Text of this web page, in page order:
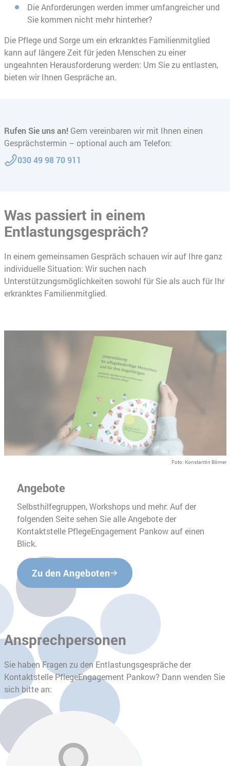
Die Anforderungen werden immer umfangreicher und
Sie kommen nicht mehr hinterher?
Die Pflege und Sorge um ein erkranktes Familienmitglied
kann auf längere Zeit für jeden Menschen zu einer
ungeahnten Herausforderung werden: Um Sie zu entlasten,
bieten wir Ihnen Gespräche an.
Rufen Sie uns an! Gern vereinbaren wir mit Ihnen einen
Gesprächstermin – optional auch am Telefon:
030 49 98 70 911
Was passiert in einem
Entlastungsgespräch?
In einem gemeinsamen Gespräch schauen wir auf Ihre ganz
individuelle Situation: Wir suchen nach
Unterstützungsmöglichkeiten sowohl für Sie als auch für Ihr
erkranktes Familienmitglied.
Foto: Konstantin Börner
Angebote
Selbsthilfegruppen, Workshops und mehr: Auf der
folgenden Seite sehen Sie alle Angebote der
Kontaktstelle PflegeEngagement Pankow auf einen
Blick.
Zu den Angeboten
Ansprechpersonen
Sie haben Fragen zu den Entlastungsgespräche der
Kontaktstelle PflegeEngagement Pankow? Dann wenden Sie
sich bitte an: